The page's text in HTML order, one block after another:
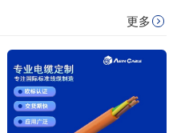
4 G 1.0
H05VV5-F 5 G 1.0
H05VV5-F 7 G 1.0
更多